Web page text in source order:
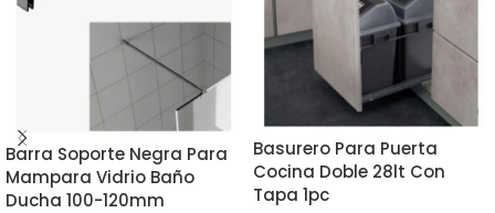
Barra Soporte Negra Para
Mampara Vidrio Baño
Ducha 100-120mm
Basurero Para Puerta
Cocina Doble 28lt Con
Tapa 1pc